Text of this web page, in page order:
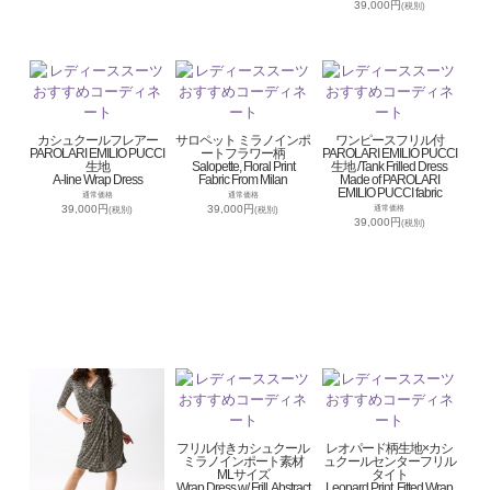
39,000円(税別)
カシュクールフレアー
PAROLARI EMILIO PUCCI
生地
A-line Wrap Dress
通常価格
39,000円(税別)
サロペット ミラノインポ
ートフラワー柄
Salopette, Floral Print
Fabric From Milan
通常価格
39,000円(税別)
ワンピースフリル付
PAROLARI EMILIO PUCCI
生地 /Tank Frilled Dress
Made of PAROLARI
EMILIO PUCCI fabric
通常価格
39,000円(税別)
フリル付きカシュクール
ミラノインポート素材
MLサイズ
レオパード柄生地×カシ
ュクールセンターフリル
タイト